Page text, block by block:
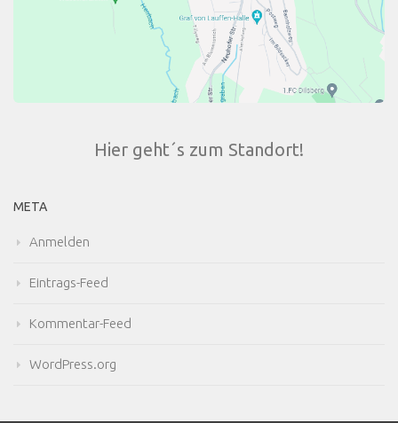
Hier geht´s zum Standort!
META
Anmelden
Eintrags-Feed
Kommentar-Feed
WordPress.org